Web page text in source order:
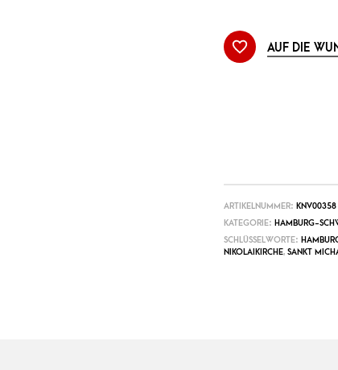
AUF DIE
ARTIKELNUMMER: KNV00358
KATEGORIE: HAMBURG-
SCHLÜSSELWORTE:
NIKOLAIKIRCHE, SANKT